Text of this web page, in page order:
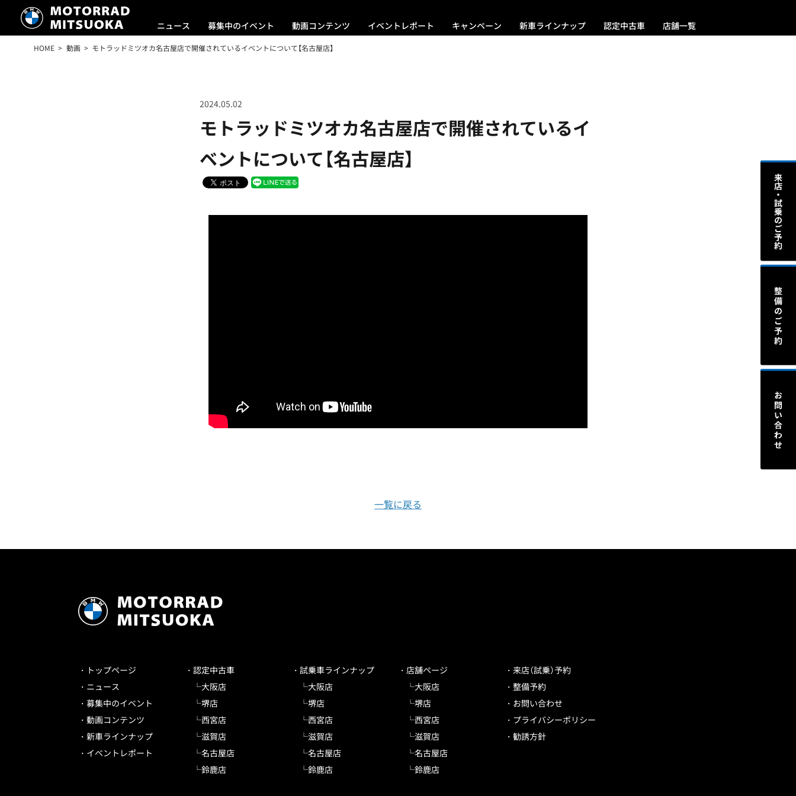
ニュース 募集中のイベント 動画コンテンツ イベントレポート キャンペーン 新車ラインナップ 認定中古車 店舗一覧
HOME 動画 モトラッドミツオカ名古屋店で開催されているイベントについて【名古屋店】
モトラッドミツオカ名古屋店で開催されているイ
ベントについて【名古屋店】
2024.05.02
一覧に戻る
トップページ
ニュース
募集中のイベント
動画コンテンツ
新車ラインナップ
イベントレポート
認定中古車
大阪店
堺店
西宮店
滋賀店
名古屋店
鈴鹿店
試乗車ラインナップ
大阪店
堺店
西宮店
滋賀店
名古屋店
鈴鹿店
店舗ページ
大阪店
堺店
西宮店
滋賀店
名古屋店
鈴鹿店
来店（試乗）予約
整備予約
お問い合わせ
プライバシーポリシー
勧誘方針